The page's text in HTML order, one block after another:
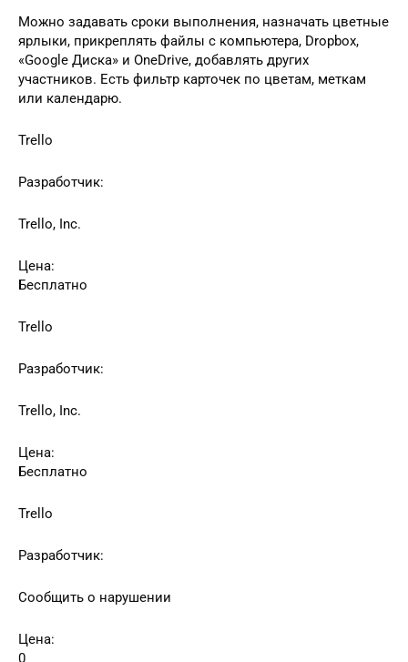
Можно задавать сроки выполнения, назначать цветные
ярлыки, прикреплять файлы с компьютера, Dropbox,
«Google Диска» и OneDrive, добавлять других
участников. Есть фильтр карточек по цветам, меткам
или календарю.
Trello
Разработчик:
Trello, Inc.
Цена:
Бесплатно
Trello
Разработчик:
Trello, Inc.
Цена:
Бесплатно
Trello
Разработчик:
Сообщить о нарушении
Цена:
0